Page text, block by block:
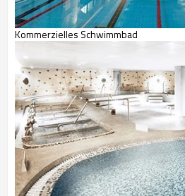
Kommerzielles Schwimmbad